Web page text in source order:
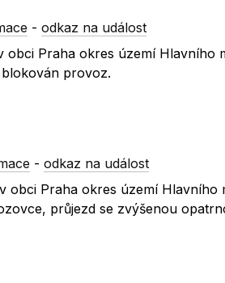
-odkaz na událost
obci Praha okres území Hlavního
provoz.
-odkaz na událost
obci Praha okres území
průjezd se zvýšenou